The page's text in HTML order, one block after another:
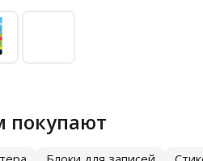
покупают